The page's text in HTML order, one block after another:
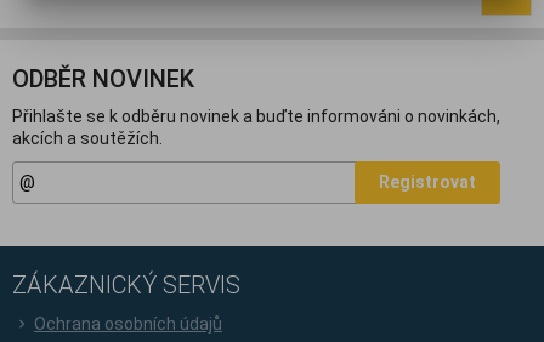
ODBĚR NOVINEK
Přihlašte se k odběru novinek a buďte informováni o novinkách,
akcích a soutěžích.
Registrovat
ZÁKAZNICKÝ SERVIS
Ochrana osobních údajů